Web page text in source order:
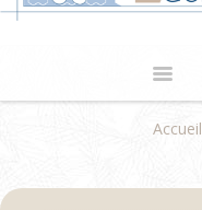
Accueil